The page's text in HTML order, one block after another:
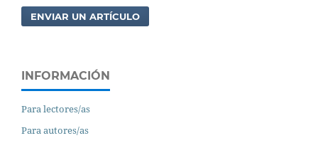
ENVIAR UN ARTÍCULO
INFORMACIÓN
Para lectores/as
Para autores/as